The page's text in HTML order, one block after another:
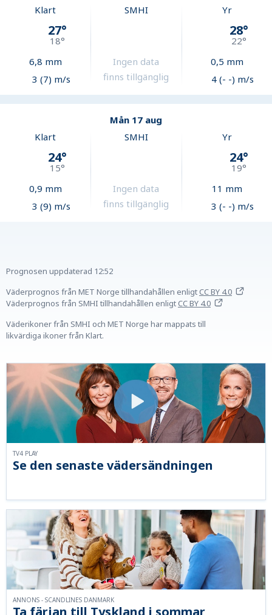
Klart
27°
18°
6,8 mm
3 (7) m/s
SMHI
Ingen data
finns tillgänglig
Yr
28°
22°
0,5 mm
4 (- -) m/s
Mån 17 aug
Klart
24°
15°
0,9 mm
3 (9) m/s
SMHI
Ingen data
finns tillgänglig
Yr
24°
19°
11 mm
3 (- -) m/s
Prognosen uppdaterad 12:52
Väderprognos från MET Norge tillhandahållen enligtCC BY 4.0
Väderprognos från SMHI tillhandahållen enligtCC BY 4.0
Väderikoner från SMHI och MET Norge har mappats till
likvärdiga ikoner från Klart.
Se den senaste vädersändningen
TV4 PLAY
ANNONS - SCANDLINES DANMARK